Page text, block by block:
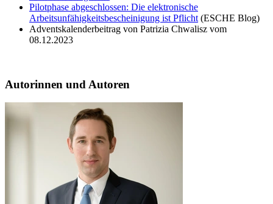
Pilotphase abgeschlossen: Die elektronische
Arbeitsunfähigkeitsbescheinigung ist Pflicht (ESCHE Blog)
Adventskalenderbeitrag von Patrizia Chwalisz vom
08.12.2023
Autorinnen und Autoren